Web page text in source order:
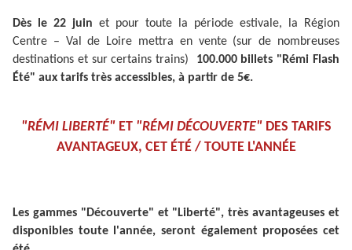
Dès le 22 juin et pour toute la période estivale, la Région
Centre – Val de Loire mettra en vente (sur de nombreuses
destinations et sur certains trains) 100.000 billets "Rémi Flash
Été" aux tarifs très accessibles, à partir de 5€.
"RÉMI LIBERTÉ" ET "RÉMI DÉCOUVERTE" DES TARIFS
AVANTAGEUX, CET ÉTÉ / TOUTE L'ANNÉE
Les gammes "Découverte" et "Liberté", très avantageuses et
disponibles toute l'année, seront également proposées cet